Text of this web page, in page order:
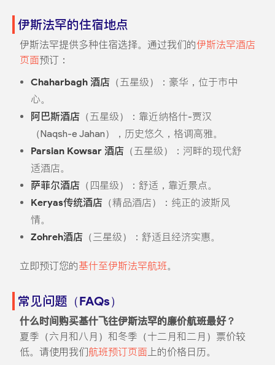
伊斯法罕的住宿地点
伊斯法罕提供多种住宿选择。通过我们的伊斯法罕酒店
页面预订：
Chaharbagh 酒店（五星级）：豪华，位于市中
心。
阿巴斯酒店（五星级）：靠近纳格什-贾汉
（Naqsh-e Jahan），历史悠久，格调高雅。
Parsian Kowsar 酒店（五星级）：河畔的现代舒
适酒店。
萨菲尔酒店（四星级）：舒适，靠近景点。
Keryas传统酒店（精品酒店）：纯正的波斯风
情。
Zohreh酒店（三星级）：舒适且经济实惠。
立即预订您的基什至伊斯法罕航班。
常见问题（FAQs）
什么时间购买基什飞往伊斯法罕的廉价航班最好？
夏季（六月和八月）和冬季（十二月和二月）票价较
低。请使用我们航班预订页面 上的价格日历。